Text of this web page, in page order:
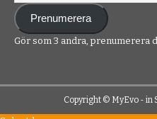
Prenumerera
Gör som 3 andra, prenumerera
Copyright © MyEvo - in